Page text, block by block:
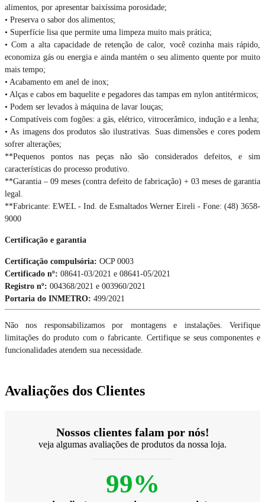
alimentos, por apresentar baixíssima porosidade;
• Preserva o sabor dos alimentos;
• Superfície lisa que permite uma limpeza muito mais prática;
• Com a alta capacidade de retenção de calor, você cozinha mais rápido,
economiza gás ou energia e ainda mantém o seu alimento quente por muito
mais tempo;
• Acabamento em anel de inox;
• Alças e cabos em baquelite e pegadores das tampas em nylon antitérmicos;
• Podem ser levados à máquina de lavar louças;
• Compatíveis com fogões: a gás, elétrico, vitrocerâmico, indução e a lenha;
• As imagens dos produtos são ilustrativas. Suas dimensões e cores podem
sofrer alterações;
**Pequenos pontos nas peças não são considerados defeitos, e sim
características do processo produtivo.
**Garantia – 09 meses (contra defeito de fabricação) + 03 meses de garantia
legal.
**Fabricante: EWEL - Ind. de Esmaltados Werner Eireli - Fone: (48) 3658-
9000
Certificação e garantia
Certificação compulsória: OCP 0003
Certificado nº: 08641-03/2021 e 08641-05/2021
Registro nº: 004368/2021 e 003960/2021​​​​​​​
Portaria do INMETRO: 499/2021
Não nos responsabilizamos por montagens e instalações. Verifique
limitações do produto com o fabricante. Certifique se seus componentes e
funcionalidades atendem sua necessidade.
Avaliações dos Clientes
Nossos clientes falam por nós!
veja algumas avaliações de produtos da nossa loja.
99%